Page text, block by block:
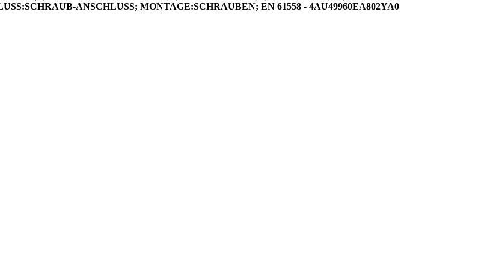
ANSCHLUSS; MONTAGE:SCHRAUBEN; EN 61558 - 4AU49960EA802YA0